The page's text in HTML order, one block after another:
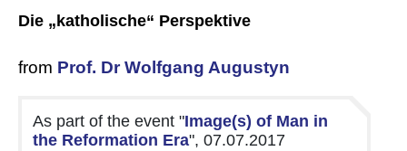
Die „katholische“ Perspektive
from Prof. Dr Wolfgang Augustyn
As part of the event "Image(s) of Man in
the Reformation Era", 07.07.2017